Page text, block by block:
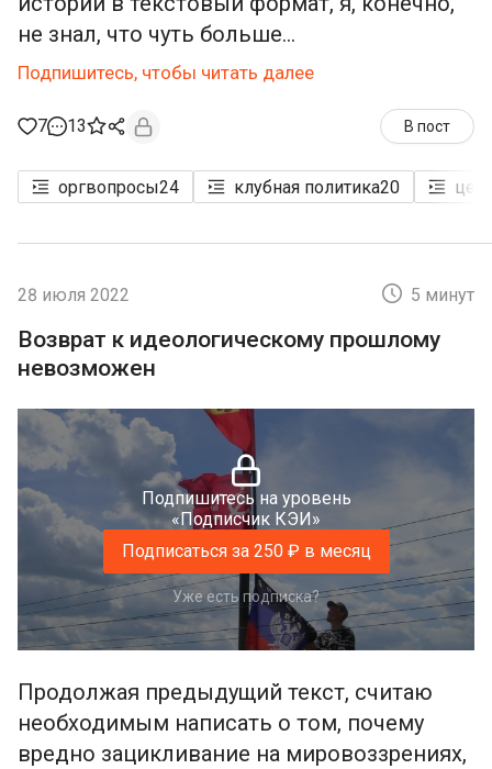
не знал, что чуть больше...
Подпишитесь, чтобы читать далее
7 13 В пост
оргвопросы24 клубная политика20
28 июля 2022 5 минут
Возврат к идеологическому прошлому
невозможен
Подпишитесь на уровень
«Подписчик КЭИ»
Подписаться за 250 ₽ в месяц
Уже есть подписка?
Продолжая предыдущий текст, считаю
необходимым написать о том, почему
вредно зацикливание на мировоззрениях,